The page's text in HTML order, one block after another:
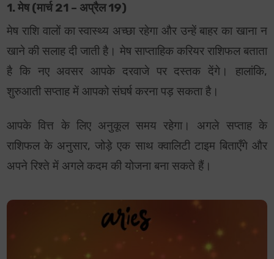
1. मेष (मार्च 21 – अप्रैल 19)
मेष राशि वालों का स्वास्थ्य अच्छा रहेगा और उन्हें बाहर का खाना न
खाने की सलाह दी जाती है। मेष साप्ताहिक करियर राशिफल बताता
है कि नए अवसर आपके दरवाजे पर दस्तक देंगे। हालांकि,
शुरुआती सप्ताह में आपको संघर्ष करना पड़ सकता है।
आपके वित्त के लिए अनुकूल समय रहेगा। अगले सप्ताह के
राशिफल के अनुसार, जोड़े एक साथ क्वालिटी टाइम बिताएँगे और
अपने रिश्ते में अगले कदम की योजना बना सकते हैं।